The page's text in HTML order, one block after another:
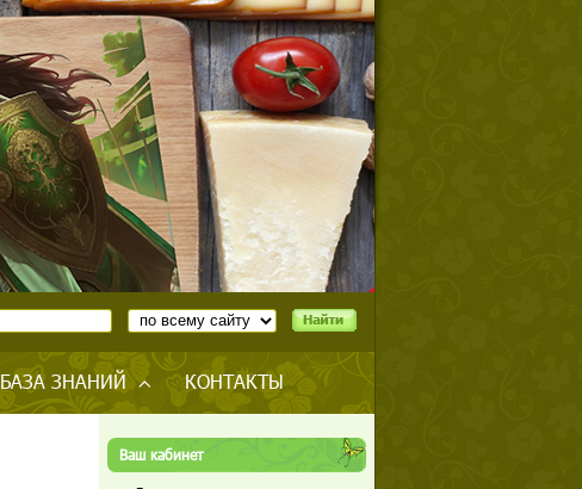
БАЗА ЗНАНИЙ КОНТАКТЫ
Ваш кабинет